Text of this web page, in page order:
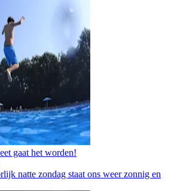
gaat het worden!
natte zondag staat ons weer zonnig en